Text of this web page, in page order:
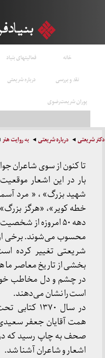
خانه فعالیتهای بنیاد
نقد و بررسی
درباره شریعتی
پوران شریعت‌رضوی
دکتر شریعتی درباره شریعتی به روایت هنر
تا کنون از سوی شاعران
بار در این اشعار
شهید بزرگ» ، « مرد
خطه کویر»، «هرگز
دهه ۵۰ امروزه از
محسوب می‌شوند. برخی از
شریعتی تغییر کرده
بخشی از تاریخ معاصر
در چشم و دل مخاطب
است را نشان می‌دهند.
در سال ۱۳۷۰
همت آقایان جعفر
صحف به چاپ رسید که در
اشعار و شاعران آشنا شد.